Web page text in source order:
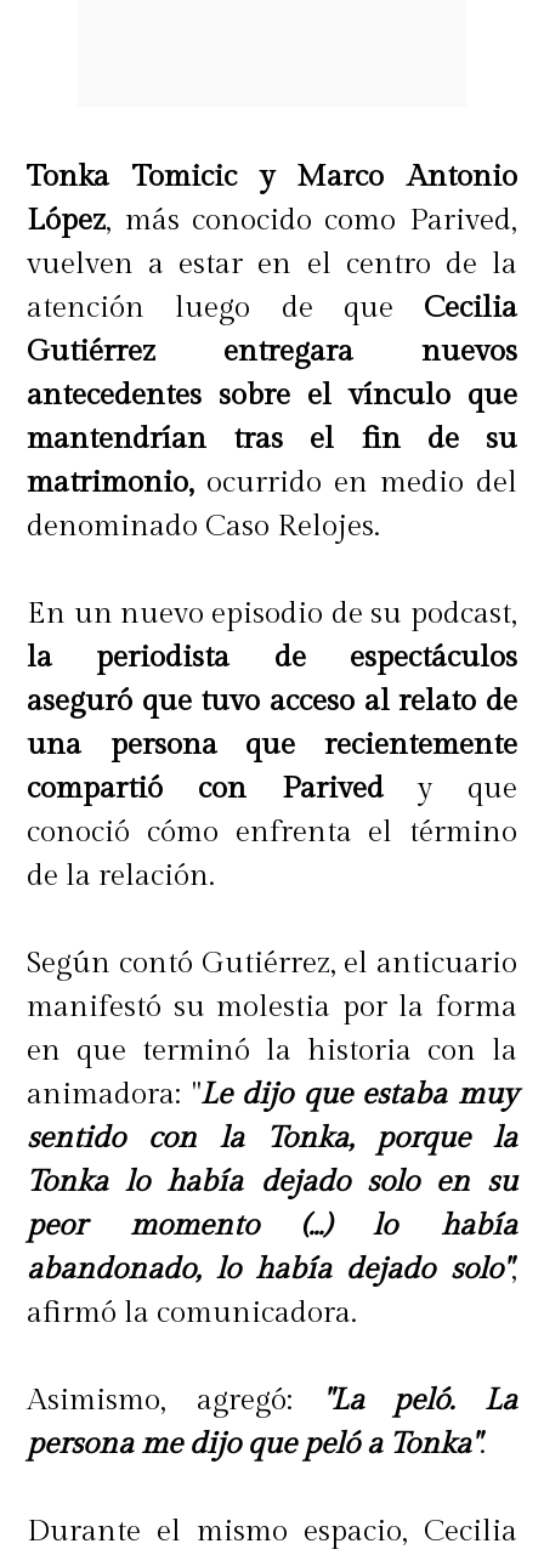
Tonka Tomicic y Marco Antonio
López, más conocido como Parived,
vuelven a estar en el centro de la
atención luego de que Cecilia
Gutiérrez entregara nuevos
antecedentes sobre el vínculo que
mantendrían tras el fin de su
matrimonio, ocurrido en medio del
denominado Caso Relojes.
En un nuevo episodio de su podcast,
la periodista de espectáculos
aseguró que tuvo acceso al relato de
una persona que recientemente
compartió con Parivedy que
conoció cómo enfrenta el término
de la relación.
Según contó Gutiérrez, el anticuario
manifestó su molestia por la forma
en que terminó la historia con la
animadora: "Le dijo que estaba muy
sentido con la Tonka, porque la
Tonka lo había dejado solo en su
peor momento (...) lo había
abandonado, lo había dejado solo",
afirmó la comunicadora.
Asimismo, agregó:
"La peló. La
persona me dijo que peló a Tonka".
Durante el mismo espacio, Cecilia